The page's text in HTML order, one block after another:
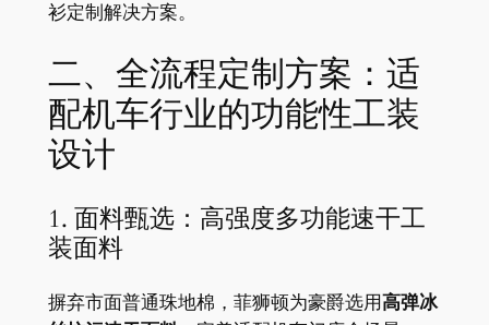
衫定制解决方案。
二、全流程定制方案：适
配机车行业的功能性工装
设计
1. 面料甄选：高强度多功能速干工
装面料
摒弃市面普通珠地棉，菲狮顿为豪爵选用高弹冰